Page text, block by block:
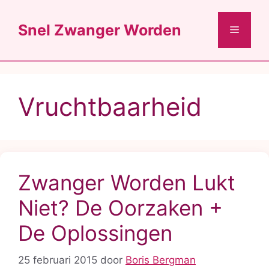
naarSnel Zwanger Worden Menu
Vruchtbaarheid
Zwanger Worden Lukt
Niet? De Oorzaken +
De Oplossingen
25 februari 2015 door Boris Bergman